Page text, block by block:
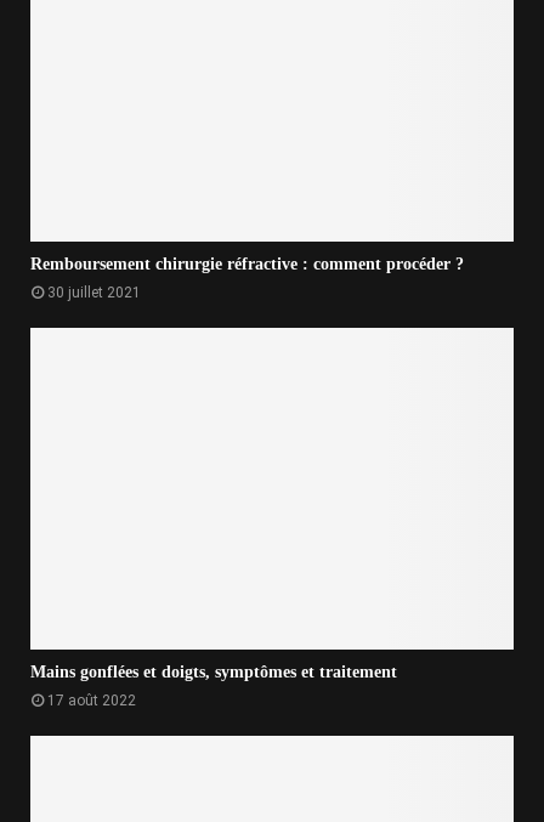
Remboursement chirurgie réfractive : comment procéder ?
30 juillet 2021
Mains gonflées et doigts, symptômes et traitement
17 août 2022